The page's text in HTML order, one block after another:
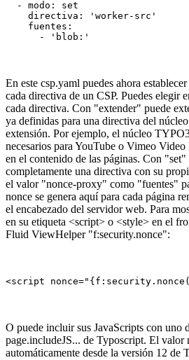
  - modo: set
    directiva: 'worker-src'
    fuentes:
En este csp.yaml puedes ahora
cada directiva de un CSP. Puedes elegir
cada directiva. Con "extender" puede
ya definidas para una directiva del
extensión. Por ejemplo, el núcleo
necesarios para YouTube o Vimeo Video
en el contenido de las páginas. Con
completamente una directiva con su
el valor "nonce-proxy" como "fuentes"
nonce se genera aquí para cada página
el encabezado del servidor web. Para
en su etiqueta <script> o <style> en el
Fluid ViewHelper "f:security.nonce":
<script
O puede incluir sus JavaScripts con uno
page.includeJS... de Typoscript. El valor
automáticamente desde la versión 12 de